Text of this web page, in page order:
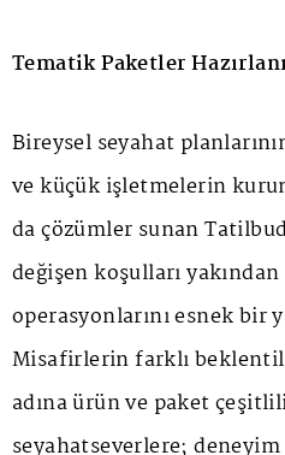
Tematik Paketler
Bireysel seyahat
ve küçük işletmelerin
da çözümler sunan
değişen koşulları
operasyonlarını esnek bir
Misafirlerin farklı
adına ürün ve paket
seyahatseverlere;